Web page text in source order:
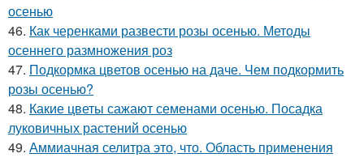
осенью
46. Как черенками развести розы осенью. Методы
осеннего размножения роз
47. Подкормка цветов осенью на даче. Чем подкормить
розы осенью?
48. Какие цветы сажают семенами осенью. Посадка
луковичных растений осенью
49. Аммиачная селитра это, что. Область применения